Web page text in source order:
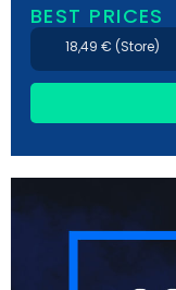
BEST PRICES
18,49 € (Store)